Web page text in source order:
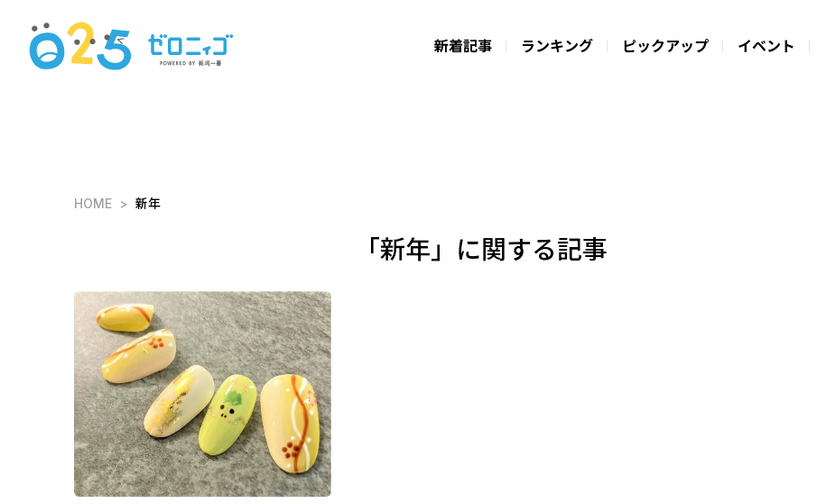
新着記事 ランキング ピックアップ イベント
HOME 新年
「新年」に関する記事